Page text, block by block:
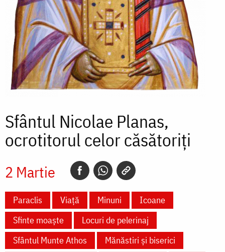
Sfântul Nicolae Planas,
ocrotitorul celor căsătoriți
2 Martie
Paraclis Viață Minuni
Icoane
Sfinte moaște
Locuri de pelerinaj
Sfântul Munte Athos
Mănăstiri și biserici